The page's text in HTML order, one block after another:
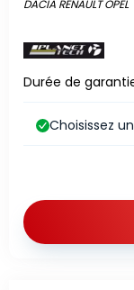
Durée de
Choisissez